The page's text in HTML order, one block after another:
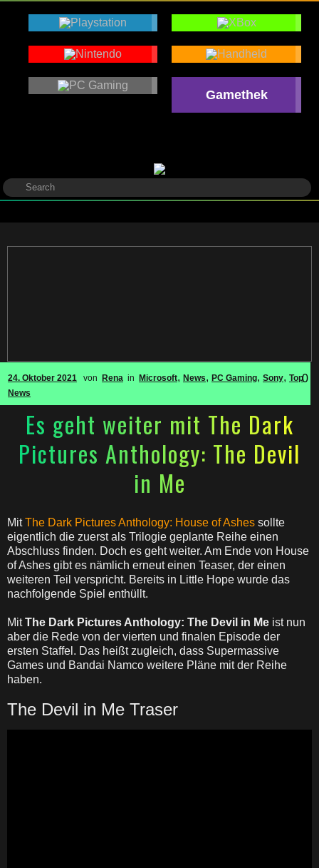
Gamethek
24. Oktober 2021 von Rena in Microsoft, News, PC Gaming, Sony, Top
News
0
Es geht weiter mit The Dark
Pictures Anthology: The Devil
in Me
MitThe Dark Pictures Anthology: House of Ashes sollte
eigentlich die zuerst als Trilogie geplante Reihe einen
Abschluss finden. Doch es geht weiter. Am Ende von House
of Ashes gibt es nämlich erneut einen Teaser, der einen
weiteren Teil verspricht. Bereits in Little Hope wurde das
nachfolgende Spiel enthüllt.
MitThe Dark Pictures Anthology: The Devil in Me ist nun
aber die Rede von der vierten und finalen Episode der
ersten Staffel. Das heißt zugleich, dass Supermassive
Games und Bandai Namco weitere Pläne mit der Reihe
haben.
The Devil in Me Traser